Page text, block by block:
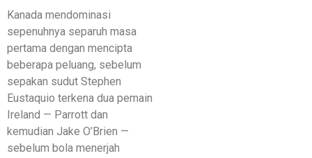
Kanada mendominasi
sepenuhnya separuh masa
pertama dengan mencipta
beberapa peluang, sebelum
sepakan sudut Stephen
Eustaquio terkena dua pemain
Ireland — Parrott dan
kemudian Jake O’Brien —
sebelum bola menerjah